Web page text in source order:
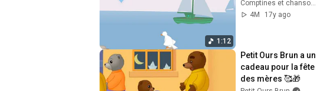
1:12
Comptines et chansons
4M
17y ago
Petit Ours Brun a un
cadeau pour la fête
des mères 🥰🎁